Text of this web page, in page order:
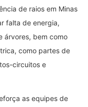
de raios em Minas
falta de energia,
árvores, bem como
como partes de
circuitos e
as equipes de